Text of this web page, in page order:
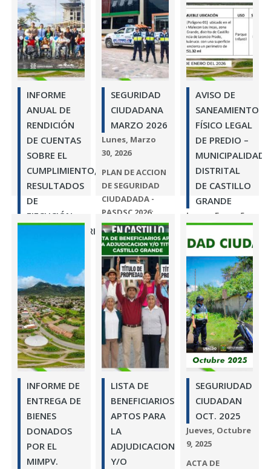
INFORME
ANUAL DE
RENDICIÓN
DE CUENTAS
SOBRE EL
CUMPLIMIENTO,
RESULTADOS
DE
EJECUCIÓN
PRESUPUESTARIA
DE
DESEMPEÑO
EN MATERIA
DE
DISCAPACIDAD
Miércoles, Junio 3,
2026
INFORME ANUAL
DE RENDICIÓN
CUMPLIMIENTO,...
Leer más
SEGURIDAD
CIUDADANA
MARZO 2026
Lunes, Marzo
30, 2026
PLAN DE ACCION
DE SEGURIDAD
CIUDADADA -
PASDSC 2026: ...
Leer más
AVISO DE
SANEAMIENTO
FÍSICO LEGAL
DE PREDIO –
MUNICIPALIDAD
DISTRITAL
DE CASTILLO
GRANDE
Lunes, Enero 5,
2026
Leer más
INFORME DE
ENTREGA DE
BIENES
DONADOS
POR EL
MIMPV.
LISTA DE
BENEFICIARIOS
APTOS PARA
LA
ADJUDICACION
Y/O
SEGURIUDAD
CIUDADAN
OCT. 2025
Jueves, Octubre
9, 2025
ACTA DE